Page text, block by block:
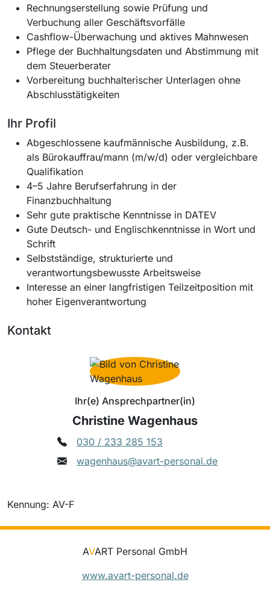
Rechnungserstellung sowie Prüfung und
Verbuchung aller Geschäftsvorfälle
Cashflow-Überwachung und aktives Mahnwesen
Pflege der Buchhaltungsdaten und Abstimmung mit
dem Steuerberater
Vorbereitung buchhalterischer Unterlagen ohne
Abschlusstätigkeiten
Ihr Profil
Abgeschlossene kaufmännische Ausbildung, z.B.
als Bürokauffrau/mann (m/w/d) oder vergleichbare
Qualifikation
4–5 Jahre Berufserfahrung in der
Finanzbuchhaltung
Sehr gute praktische Kenntnisse in DATEV
Gute Deutsch- und Englischkenntnisse in Wort und
Schrift
Selbstständige, strukturierte und
verantwortungsbewusste Arbeitsweise
Interesse an einer langfristigen Teilzeitposition mit
hoher Eigenverantwortung
Kontakt
Ihr(e) Ansprechpartner(in)
Christine Wagenhaus
030 / 233 285 153
wagenhaus@avart-personal.de
Kennung: AV-F
AVART Personal GmbH
www.avart-personal.de